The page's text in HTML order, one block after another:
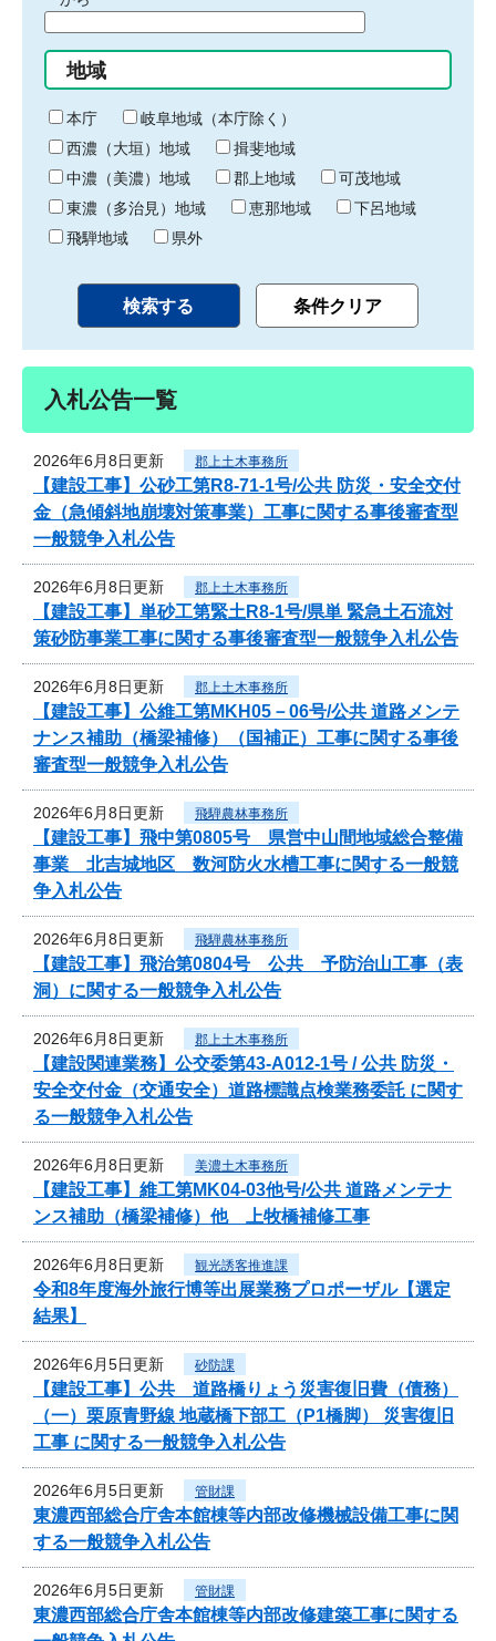
始
り
間
終
わ
り
地域
本庁
岐阜地域（本庁除く）
西濃（大垣）地域
揖斐地域
中濃（美濃）地域
郡上地域
可茂地域
東濃（多治見）地域
恵那地域
下呂地域
飛騨地域
県外
入札公告一覧
2026年6月8日更新 郡上土木事務所
【建設工事】公砂工第R8-71-1号/公共 防災・安全交付
金（急傾斜地崩壊対策事業）工事に関する事後審査型
一般競争入札公告
2026年6月8日更新 郡上土木事務所
【建設工事】単砂工第緊土R8-1号/県単 緊急土石流対
策砂防事業工事に関する事後審査型一般競争入札公告
2026年6月8日更新 郡上土木事務所
【建設工事】公維工第MKH05－06号/公共 道路メンテ
ナンス補助（橋梁補修）（国補正）工事に関する事後
審査型一般競争入札公告
2026年6月8日更新 飛騨農林事務所
【建設工事】飛中第0805号 県営中山間地域総合整備
事業 北吉城地区 数河防火水槽工事に関する一般競
争入札公告
2026年6月8日更新 飛騨農林事務所
【建設工事】飛治第0804号 公共 予防治山工事（表
洞）に関する一般競争入札公告
2026年6月8日更新 郡上土木事務所
【建設関連業務】公交委第43-A012-1号 / 公共 防災・
安全交付金（交通安全）道路標識点検業務委託 に関す
る一般競争入札公告
2026年6月8日更新 美濃土木事務所
【建設工事】維工第MK04-03他号/公共 道路メンテナ
ンス補助（橋梁補修）他 上牧橋補修工事
2026年6月8日更新 観光誘客推進課
令和8年度海外旅行博等出展業務プロポーザル【選定
結果】
2026年6月5日更新 砂防課
【建設工事】公共 道路橋りょう災害復旧費（債務）
（一）栗原青野線 地蔵橋下部工（P1橋脚） 災害復旧
工事 に関する一般競争入札公告
2026年6月5日更新 管財課
東濃西部総合庁舎本館棟等内部改修機械設備工事に関
する一般競争入札公告
2026年6月5日更新 管財課
東濃西部総合庁舎本館棟等内部改修建築工事に関する